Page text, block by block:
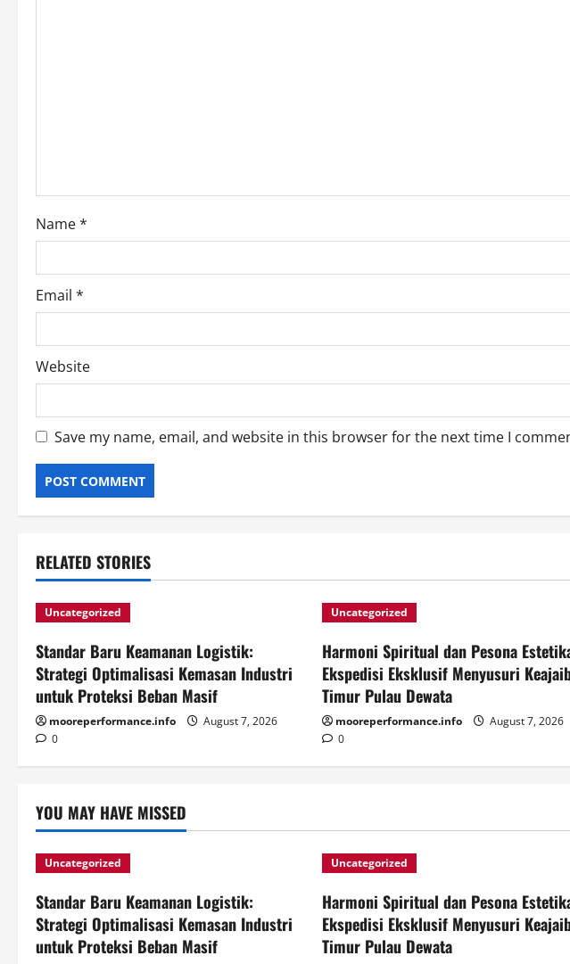
o
n
Name*
Email *
Website
Save my name, email, and website in this browser for the next time I
RELATED STORIES
Uncategorized
Standar Baru Keamanan Logistik:
Strategi Optimalisasi Kemasan Industri
untuk Proteksi Beban Masif
mooreperformance.info
August 7, 2026
0
Uncategorized
Harmoni Spiritual dan Pesona
Ekspedisi Eksklusif Menyusuri
Timur Pulau Dewata
mooreperformance.info
August 7, 2026
0
YOU MAY HAVE MISSED
Uncategorized
Standar Baru Keamanan Logistik:
Strategi Optimalisasi Kemasan Industri
untuk Proteksi Beban Masif
Uncategorized
Harmoni Spiritual dan Pesona
Ekspedisi Eksklusif Menyusuri
Timur Pulau Dewata